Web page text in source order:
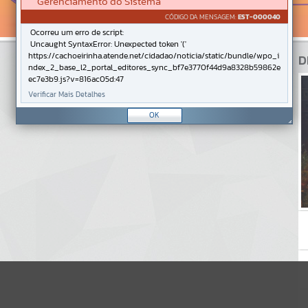
CÓDIGO DA MENSAGEM:EST-000040
Ocorreu um erro de script:
Uncaught SyntaxError: Unexpected token '('
https://cachoeirinha.atende.net/cidadao/noticia/static/bundle/wpo_i
ndex_2_base_l2_portal_editores_sync_bf7e3770f44d9a8328b59862e
ec7e3b9.js?v=816ac05d:47
Verificar Mais Detalhes
OK